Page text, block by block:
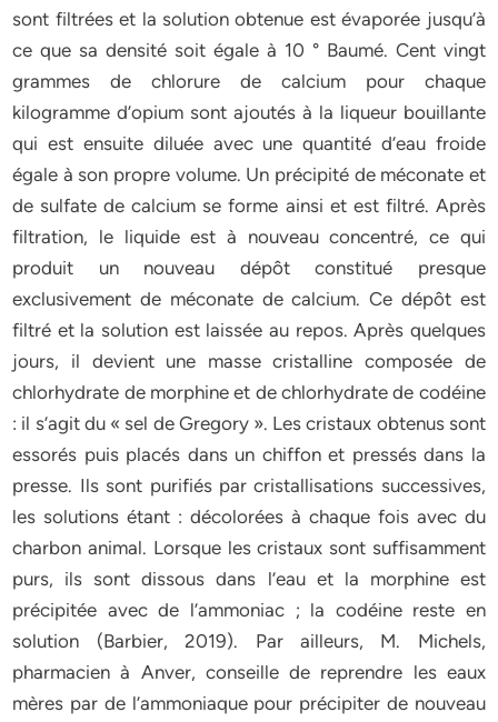
sont filtrées et la solution obtenue est évaporée jusqu’à
ce que sa densité soit égale à 10 ° Baumé. Cent vingt
grammes de chlorure de calcium pour chaque
kilogramme d’opium sont ajoutés à la liqueur bouillante
qui est ensuite diluée avec une quantité d’eau froide
égale à son propre volume. Un précipité de méconate et
de sulfate de calcium se forme ainsi et est filtré. Après
filtration, le liquide est à nouveau concentré, ce qui
produit un nouveau dépôt constitué presque
exclusivement de méconate de calcium. Ce dépôt est
filtré et la solution est laissée au repos. Après quelques
jours, il devient une masse cristalline composée de
chlorhydrate de morphine et de chlorhydrate de codéine
: il s’agit du « sel de Gregory ». Les cristaux obtenus sont
essorés puis placés dans un chiffon et pressés dans la
presse. Ils sont purifiés par cristallisations successives,
les solutions étant : décolorées à chaque fois avec du
charbon animal. Lorsque les cristaux sont suffisamment
purs, ils sont dissous dans l’eau et la morphine est
précipitée avec de l’ammoniac ; la codéine reste en
solution (Barbier, 2019). Par ailleurs, M. Michels,
pharmacien à Anver, conseille de reprendre les eaux
mères par de l’ammoniaque pour précipiter de nouveau